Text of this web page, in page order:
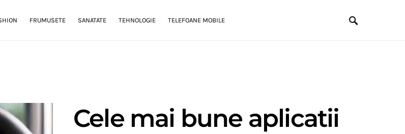
FRUMUSETE SANATATE TEHNOLOGIE TELEFOANE MOBILE
Cele mai bune aplicatii